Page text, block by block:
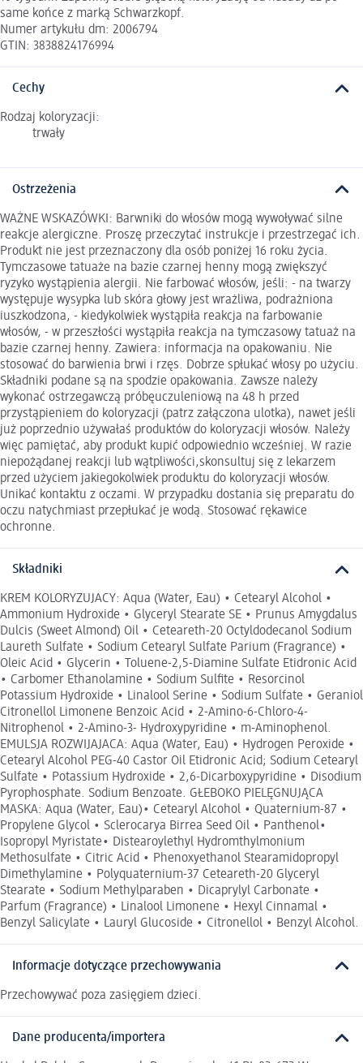
same końce z marką Schwarzkopf.
Numer artykułu dm: 2006794
GTIN: 3838824176994
Cechy
Rodzaj koloryzacji:
trwały
Ostrzeżenia
WAŻNE WSKAZÓWKI: Barwniki do włosów mogą wywoływać silne
reakcje alergiczne. Proszę przeczytać instrukcje i przestrzegać ich.
Produkt nie jest przeznaczony dla osób poniżej 16 roku życia.
Tymczasowe tatuaże na bazie czarnej henny mogą zwiększyć
ryzyko wystąpienia alergii. Nie farbować włosów, jeśli: - na twarzy
występuje wysypka lub skóra głowy jest wrażliwa, podrażniona
iuszkodzona, - kiedykolwiek wystąpiła reakcja na farbowanie
włosów, - w przeszłości wystąpiła reakcja na tymczasowy tatuaż na
bazie czarnej henny. Zawiera: informacja na opakowaniu. Nie
stosować do barwienia brwi i rzęs. Dobrze spłukać włosy po użyciu.
Składniki podane są na spodzie opakowania. Zawsze należy
wykonać ostrzegawczą próbęuczuleniową na 48 h przed
przystąpieniem do koloryzacji (patrz załączona ulotka), nawet jeśli
już poprzednio używałaś produktów do koloryzacji włosów. Należy
więc pamiętać, aby produkt kupić odpowiednio wcześniej. W razie
niepożądanej reakcji lub wątpliwości,skonsultuj się z lekarzem
przed użyciem jakiegokolwiek produktu do koloryzacji włosów.
Unikać kontaktu z oczami. W przypadku dostania się preparatu do
oczu natychmiast przepłukać je wodą. Stosować rękawice
ochronne.
Składniki
KREM KOLORYZUJACY: Aqua (Water, Eau) • Cetearyl Alcohol •
Ammonium Hydroxide • Glyceryl Stearate SE • Prunus Amygdalus
Dulcis (Sweet Almond) Oil • Ceteareth-20 Octyldodecanol Sodium
Laureth Sulfate • Sodium Cetearyl Sulfate Parium (Fragrance) •
Oleic Acid • Glycerin • Toluene-2,5-Diamine Sulfate Etidronic Acid
• Carbomer Ethanolamine • Sodium Sulfite • Resorcinol
Potassium Hydroxide • Linalool Serine • Sodium Sulfate • Geraniol
Citronellol Limonene Benzoic Acid • 2-Amino-6-Chloro-4-
Nitrophenol • 2-Amino-3- Hydroxypyridine • m-Aminophenol.
EMULSJA ROZWIJAJACA: Aqua (Water, Eau) • Hydrogen Peroxide •
Cetearyl Alcohol PEG-40 Castor Oil Etidronic Acid; Sodium Cetearyl
Sulfate • Potassium Hydroxide • 2,6-Dicarboxypyridine • Disodium
Pyrophosphate. Sodium Benzoate. GŁEBOKO PIELĘGNUJĄCA
MASKA: Aqua (Water, Eau)• Cetearyl Alcohol • Quaternium-87 •
Propylene Glycol • Sclerocarya Birrea Seed Oil • Panthenol•
Isopropyl Myristate• Distearoylethyl Hydromthylmonium
Methosulfate • Citric Acid • Phenoxyethanol Stearamidopropyl
Dimethylamine • Polyquaternium-37 Ceteareth-20 Glyceryl
Stearate • Sodium Methylparaben • Dicaprylyl Carbonate •
Parfum (Fragrance) • Linalool Limonene • Hexyl Cinnamal •
Benzyl Salicylate • Lauryl Glucoside • Citronellol • Benzyl Alcohol.
Informacje dotyczące przechowywania
Przechowywać poza zasięgiem dzieci.
Dane producenta/importera